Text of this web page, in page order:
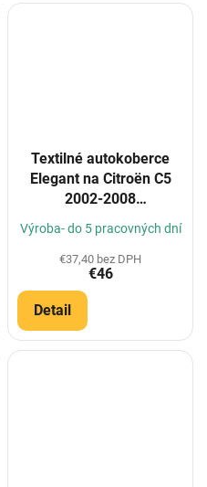
Textilné autokoberce
Elegant na Citroën C5
2002-2008
Výroba- do 5 pracovných dní
€37,40 bez DPH
€46
Detail